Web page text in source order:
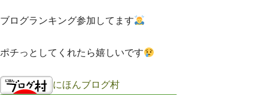
ブログランキング参加してます
ポチっとしてくれたら嬉しいです
にほんブログ村